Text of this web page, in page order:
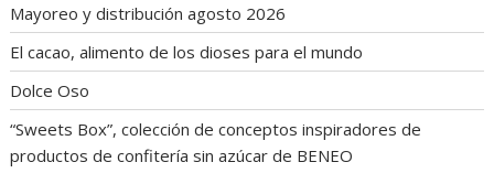
Mayoreo y distribución agosto 2026
El cacao, alimento de los dioses para el mundo
Dolce Oso
“Sweets Box”, colección de conceptos inspiradores de
productos de confitería sin azúcar de BENEO